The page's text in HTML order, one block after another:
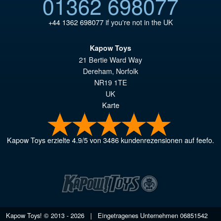
+44 1362 698077if you're not in the UK
Kapow Toys
21 Bertie Ward Way
Dereham, Norfolk
NR19 1TE
UK
Karte
Kapow Toyserzielte4.9/5von 3486kundenrezensionen auf feefo.
Kapow Toys! © 2013 - 2026 | Eingetragenes Unternehmen 06851542